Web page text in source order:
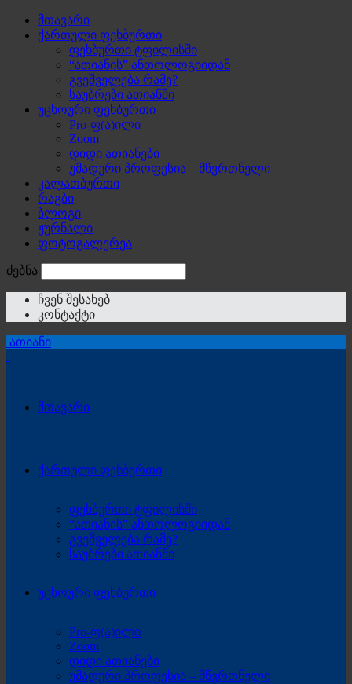
მთავარი
ქართული ფეხბურთი
ფეხბურთი ტფილისში
“ათიანის” ანთოლოგიიდან
გვეშველება რამე?
საუბრები ათიანში
უცხოური ფეხბურთი
Pro-ფ(ა)ილი
Zoom
დიდი ათიანები
უმადური პროფესია – მწვრთნელი
კალათბურთი
რაგბი
ბლოგი
ჟურნალი
ფოტოგალერეა
ძებნა
ჩვენ შესახებ
კონტაქტი
ათიანი
მთავარი
ქართული ფეხბურთი
ფეხბურთი ტფილისში
“ათიანის” ანთოლოგიიდან
გვეშველება რამე?
საუბრები ათიანში
უცხოური ფეხბურთი
Pro-ფ(ა)ილი
Zoom
დიდი ათიანები
უმადური პროფესია – მწვრთნელი